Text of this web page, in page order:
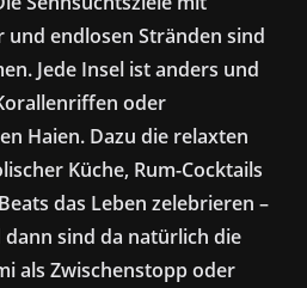
endlosen Stränden sind
Jede Insel ist anders und
oder
Haien. Dazu die relaxten
Küche, Rum-Cocktails
das Leben zelebrieren –
dann sind da natürlich die
als Zwischenstopp oder